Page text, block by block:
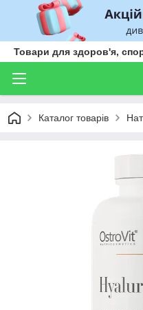
Товари для здоров'я,
Каталог товарів